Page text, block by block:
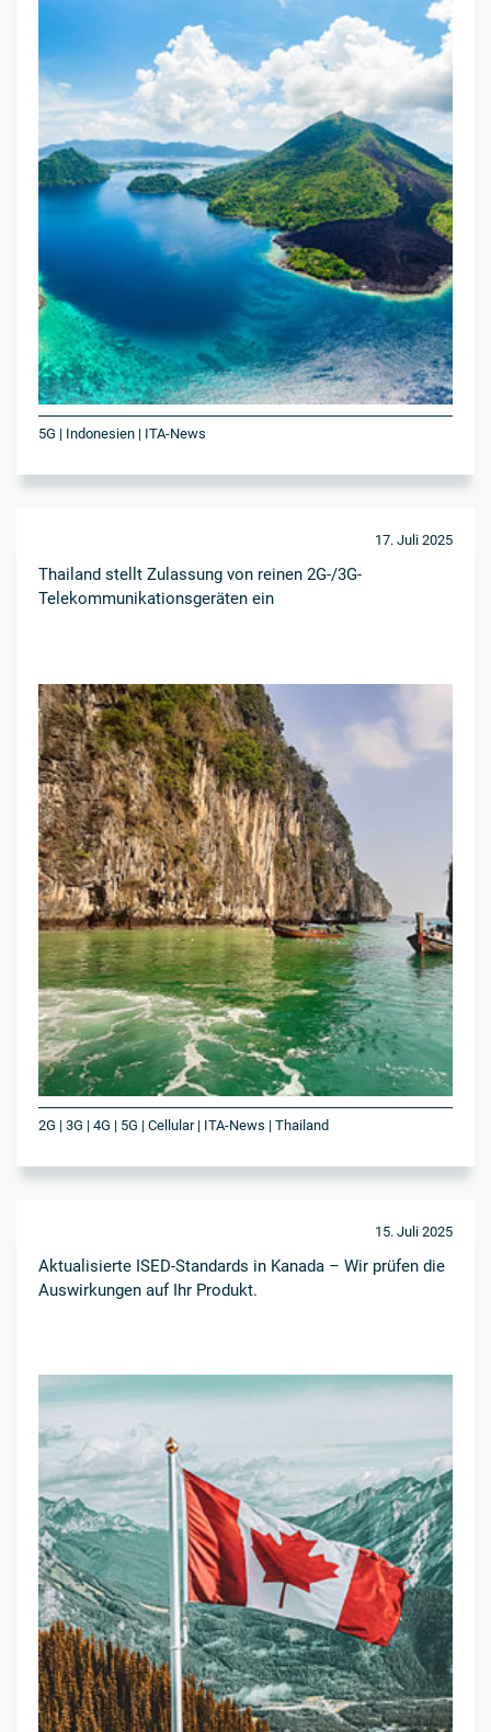
5G | Indonesien | ITA-News
17. Juli 2025
Thailand stellt Zulassung von reinen 2G-/3G-
Telekommunikationsgeräten ein
2G | 3G | 4G | 5G | Cellular | ITA-News | Thailand
15. Juli 2025
Aktualisierte ISED-Standards in Kanada – Wir prüfen die
Auswirkungen auf Ihr Produkt.